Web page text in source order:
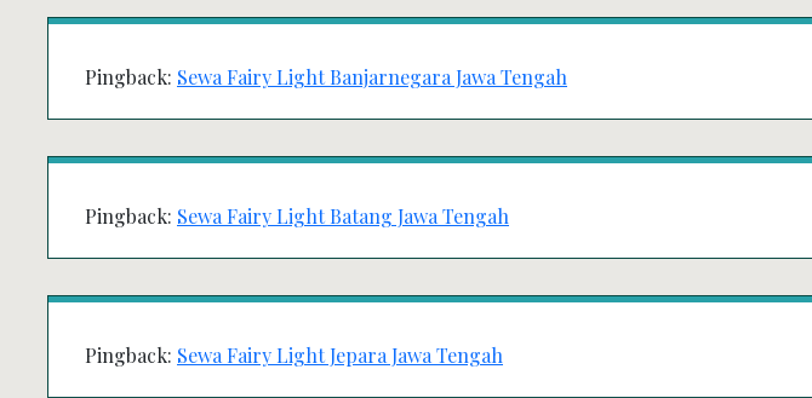
Pingback: Sewa Fairy Light Banjarnegara Jawa Tengah
Pingback: Sewa Fairy Light Batang Jawa Tengah
Pingback: Sewa Fairy Light Jepara Jawa Tengah